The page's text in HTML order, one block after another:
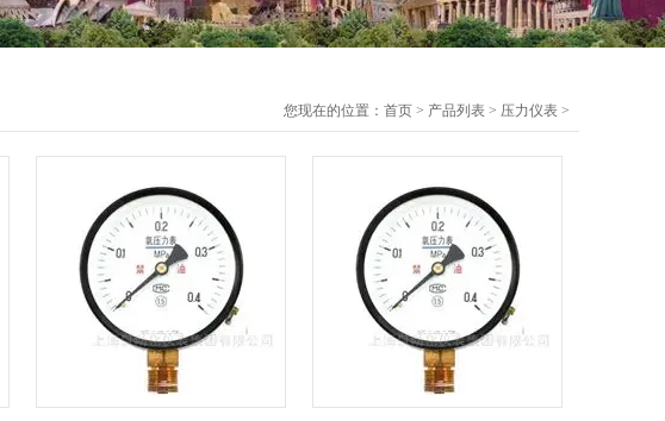
您现在的位置： 首页 > 产品列表 > 压力仪表 >